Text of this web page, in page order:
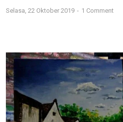
Selasa, 22 Oktober 2019 1 Comment